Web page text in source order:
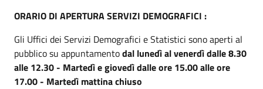
ORARIO DI APERTURA SERVIZI DEMOGRAFICI :
Gli Uffici dei Servizi Demografici e Statistici sono aperti al
pubblico su appuntamentodal lunedì al venerdì dalle 8.30
alle 12.30 - Martedì e giovedì dalle ore 15.00 alle ore
17.00 - Martedì mattina chiuso